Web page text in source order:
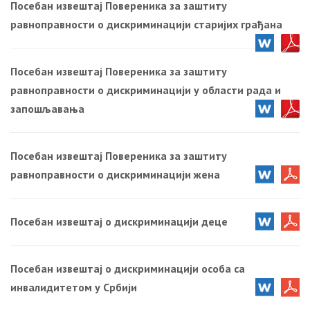
Посебан извештај Повереника за заштиту
равноправности о дискриминацији старијих грађана
Посебан извештај Повереника за заштиту
равноправности о дискриминацији у области рада и
запошљавања
Посебан извештај Повереника за заштиту
равноправности о дискриминацији жена
Посебан извештај о дискриминацији деце
Посебан извештај о дискриминацији особа са
инвалидитетом у Србији